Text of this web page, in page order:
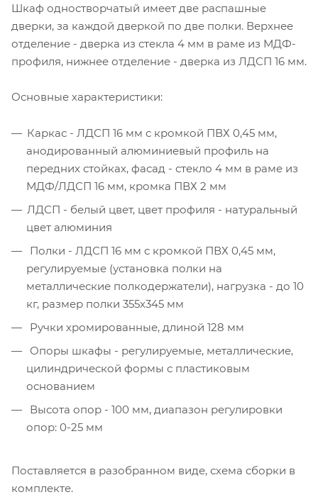
Шкаф одностворчатый имеет две распашные
дверки, за каждой дверкой по две полки. Верхнее
отделение - дверка из стекла 4 мм в раме из МДФ-
профиля, нижнее отделение - дверка из ЛДСП 16 мм.
Основные характеристики:
Каркас - ЛДСП 16 мм с кромкой ПВХ 0,45 мм,
анодированный алюминиевый профиль на
передних стойках, фасад - стекло 4 мм в раме из
МДФ/ЛДСП 16 мм, кромка ПВХ 2 мм
ЛДСП - белый цвет, цвет профиля - натуральный
цвет алюминия
Полки - ЛДСП 16 мм с кромкой ПВХ 0,45 мм,
регулируемые (установка полки на
металлические полкодержатели), нагрузка - до 10
кг, размер полки 355х345 мм
Ручки хромированные, длиной 128 мм
Опоры шкафы - регулируемые, металлические,
цилиндрической формы с пластиковым
основанием
Высота опор - 100 мм, диапазон регулировки
опор: 0-25 мм
Поставляется в разобранном виде, схема сборки в
комплекте.